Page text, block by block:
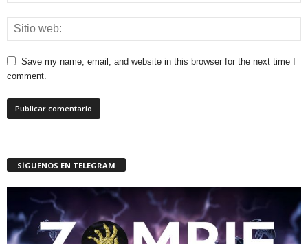
Save my name, email, and website in this browser for the next time I
comment.
SÍGUENOS EN TELEGRAM